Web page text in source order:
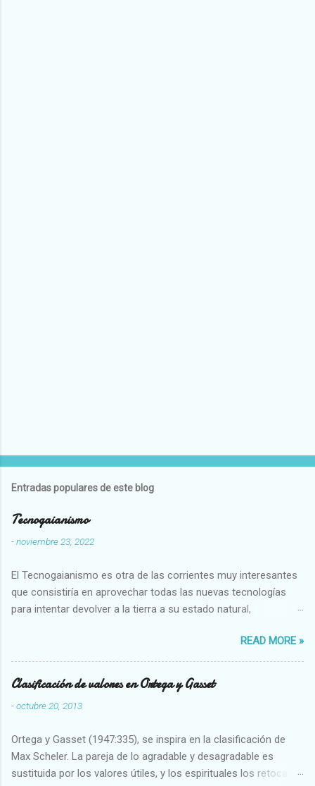
Entradas populares de este blog
Tecnogaianismo
-noviembre 23, 2022
El Tecnogaianismo es otra de las corrientes muy interesantes
que consistiría en aprovechar todas las nuevas tecnologías
para intentar devolver a la tierra a su estado natural,
READ MORE »
Clasificación de valores en Ortega y Gasset
-octubre 20, 2013
Ortega y Gasset (1947:335), se inspira en la clasificación de
Max Scheler. La pareja de lo agradable y desagradable es
sustituida por los valores útiles, y los espirituales los retoca.